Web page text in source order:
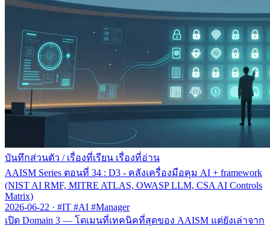
บันทึกส่วนตัว / เรื่องที่เรียน เรื่องที่อ่าน
AAISM Series ตอนที่ 34 : D3 - คลังเครื่องมือคุม AI + framework
(NIST AI RMF, MITRE ATLAS, OWASP LLM, CSA AI Controls
Matrix)
2026-06-22 · #IT #AI #Manager
เปิด Domain 3 — โดเมนที่เทคนิคที่สุดของ AAISM แต่ยังเล่าจาก